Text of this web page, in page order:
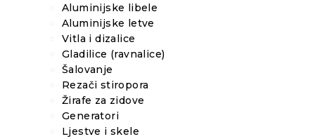
Aluminijske libele
Aluminijske letve
Vitla i dizalice
Gladilice (ravnalice)
Šalovanje
Rezači stiropora
Žirafe za zidove
Generatori
Ljestve i skele